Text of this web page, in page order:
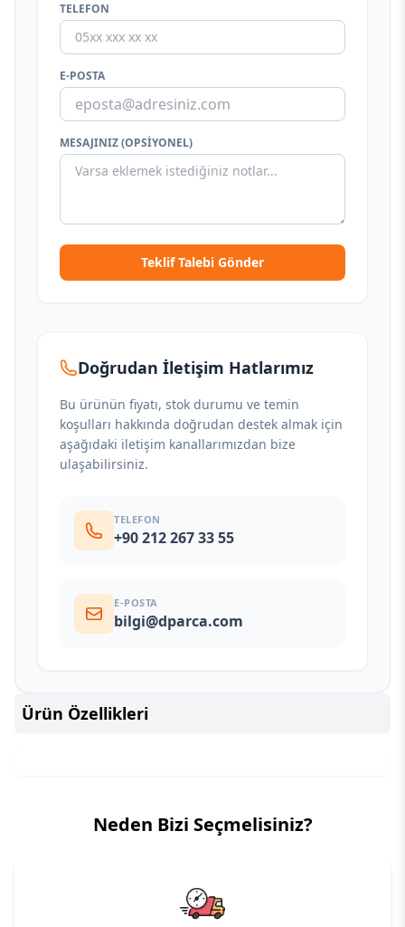
TELEFON
E-POSTA
MESAJINIZ (OPSIYONEL)
Teklif Talebi Gönder
Doğrudan İletişim Hatlarımız
Bu ürünün fiyatı, stok durumu ve temin
koşulları hakkında doğrudan destek almak için
aşağıdaki iletişim kanallarımızdan bize
ulaşabilirsiniz.
TELEFON
+90 212 267 33 55
E-POSTA
bilgi@dparca.com
Ürün Özellikleri
Neden Bizi Seçmelisiniz?